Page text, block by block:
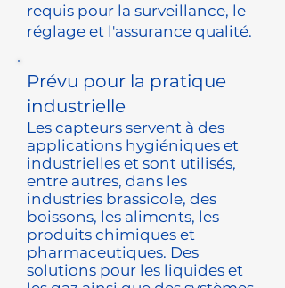
requis pour la surveillance, le
réglage et l'assurance qualité.
Prévu pour la pratique
industrielle
Les capteurs servent à des
applications hygiéniques et
industrielles et sont utilisés,
entre autres, dans les
industries brassicole, des
boissons, les aliments, les
produits chimiques et
pharmaceutiques. Des
solutions pour les liquides et